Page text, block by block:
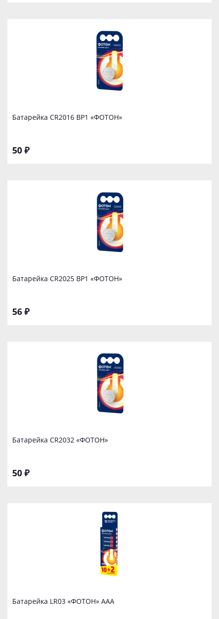
Батарейка CR2016 ВР1 «ФОТОН»
50 ₽
Батарейка CR2025 ВР1 «ФОТОН»
56 ₽
Батарейка CR2032 «ФОТОН»
50 ₽
Батарейка LR03 «ФОТОН» ААА